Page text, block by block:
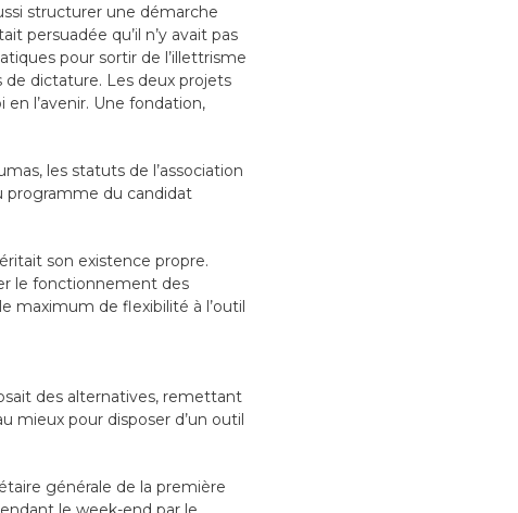
structurer une démarche
persuadée qu’il n’y avait pas
pour sortir de l’illettrisme
de dictature. Les deux projets
l’avenir. Une fondation,
les statuts de l’association
programme du candidat
son existence propre.
le fonctionnement des
maximum de flexibilité à l’outil
des alternatives, remettant
mieux pour disposer d’un outil
générale de la première